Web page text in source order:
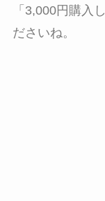
「3,000円購入
ださいね。